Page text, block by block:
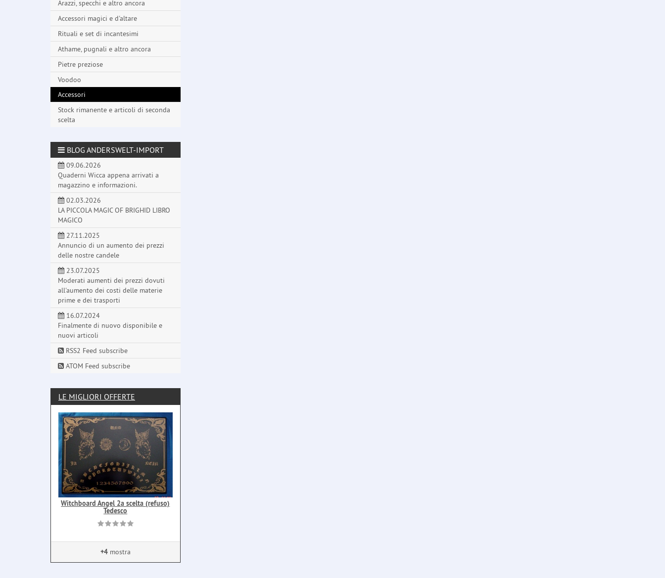
Arazzi, specchi e altro ancora
Accessori magici e d'altare
Rituali e set di incantesimi
Athame, pugnali e altro ancora
Pietre preziose
Voodoo
Accessori
Stock rimanente e articoli di seconda
scelta
BLOG ANDERSWELT-IMPORT
09.06.2026
Quaderni Wicca appena arrivati a
magazzino e informazioni.
02.03.2026
LA PICCOLA MAGIC OF BRIGHID LIBRO
MAGICO
27.11.2025
Annuncio di un aumento dei prezzi
delle nostre candele
23.07.2025
Moderati aumenti dei prezzi dovuti
all'aumento dei costi delle materie
prime e dei trasporti
16.07.2024
Finalmente di nuovo disponibile e
nuovi articoli
RSS2 Feed subscribe
ATOM Feed subscribe
LE MIGLIORI OFFERTE
Witchboard Angel 2a scelta (refuso)
Tedesco
+4mostra